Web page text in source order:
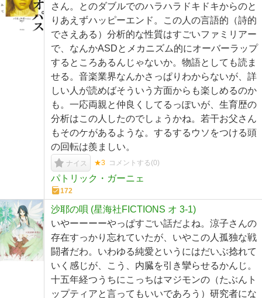
さん。とのダブルでのハラハラドキドキからのと
りあえずハッピーエンド。この人の言語的（詩的
でさえある）分析的な性質はすごいファミリアー
で、なんかASDとメカニズム的にオーバーラップ
するところあるんじゃないか。物語としても読ま
せる。音楽業界なんかさっぱりわからないが、詳
しい人が読めばそういう方面からも楽しめるのか
も。一応両親と仲良くしてるっぽいが、生育歴の
分析はこの人したのでしょうかね。若干お父さん
もそのケがあるような。するするウソをつける頭
の回転は羨ましい。
ナイス ★3 コメントする(0)
パトリック・ガーニェ
172
沙耶の唄 (星海社FICTIONS オ 3-1)
いやーーーーやっぱすごい話だよね。涼子さんの
存在すっかり忘れていたが、いやこの人孤独な戦
闘者だわ。いわゆる純愛というにはだいぶ捻れて
いく感じが、こう、内臓を引き攣らせるかんじ。
十五年経つうちにこっちはマジモンの（たぶんト
ップティアと言ってもいいであろう）研究者にな